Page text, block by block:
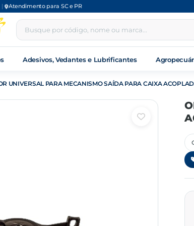
| Atendimento para SC e PR
Adesivos, Vedantes e Lubrificantes
UNIVERSAL PARA MECANISMO SAÍDA PARA CAIXA